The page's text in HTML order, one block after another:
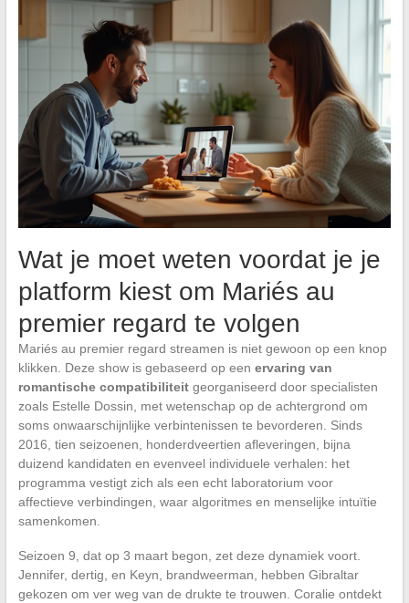
Wat je moet weten voordat je je
platform kiest om Mariés au
premier regard te volgen
Mariés au premier regard streamen is niet gewoon op een knop
klikken. Deze show is gebaseerd op een ervaring van
romantische compatibiliteitgeorganiseerd door specialisten
zoals Estelle Dossin, met wetenschap op de achtergrond om
soms onwaarschijnlijke verbintenissen te bevorderen. Sinds
2016, tien seizoenen, honderdveertien afleveringen, bijna
duizend kandidaten en evenveel individuele verhalen: het
programma vestigt zich als een echt laboratorium voor
affectieve verbindingen, waar algoritmes en menselijke intuïtie
samenkomen.
Seizoen 9, dat op 3 maart begon, zet deze dynamiek voort.
Jennifer, dertig, en Keyn, brandweerman, hebben Gibraltar
gekozen om ver weg van de drukte te trouwen. Coralie ontdekt